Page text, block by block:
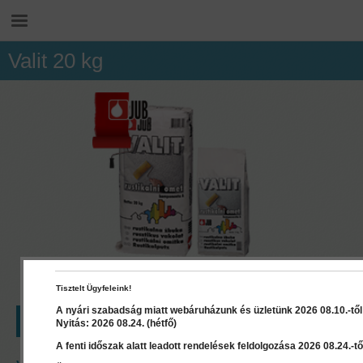
Valit 20 kg
LEÍRÁS RÉSZLETEK DOKUMENTUMOK
Tisztelt Ügyfeleink!
A nyári szabadság miatt webáruházunk és üzletünk 2026 08.10.-
Nyitás: 2026 08.24. (hétfő)
A fenti időszak alatt leadott rendelések feldolgozása 2026 08.24.-